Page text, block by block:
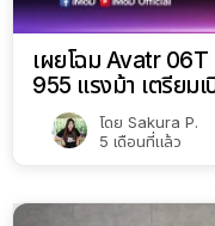
เผยโฉม Avatr
955 แรงม้า เตรียม
โดย Sakura P.
5 เดือนที่แล้ว